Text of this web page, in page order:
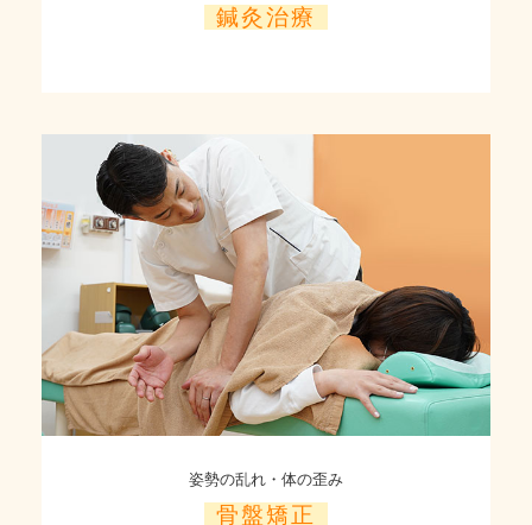
鍼灸治療
姿勢の乱れ・体の歪み
骨盤矯正